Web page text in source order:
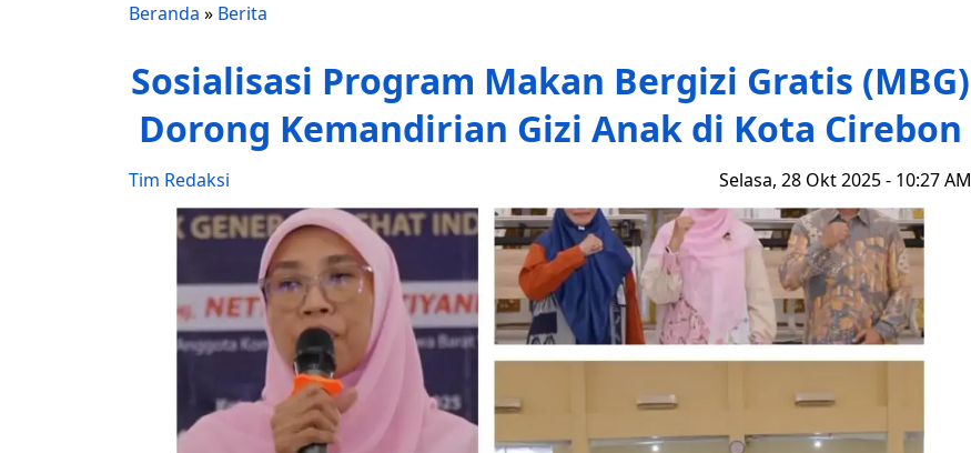
Beranda » Berita
Sosialisasi Program Makan Bergizi Gratis (MBG)
Dorong Kemandirian Gizi Anak di Kota Cirebon
Tim Redaksi Selasa, 28 Okt 2025 - 10:27 AM